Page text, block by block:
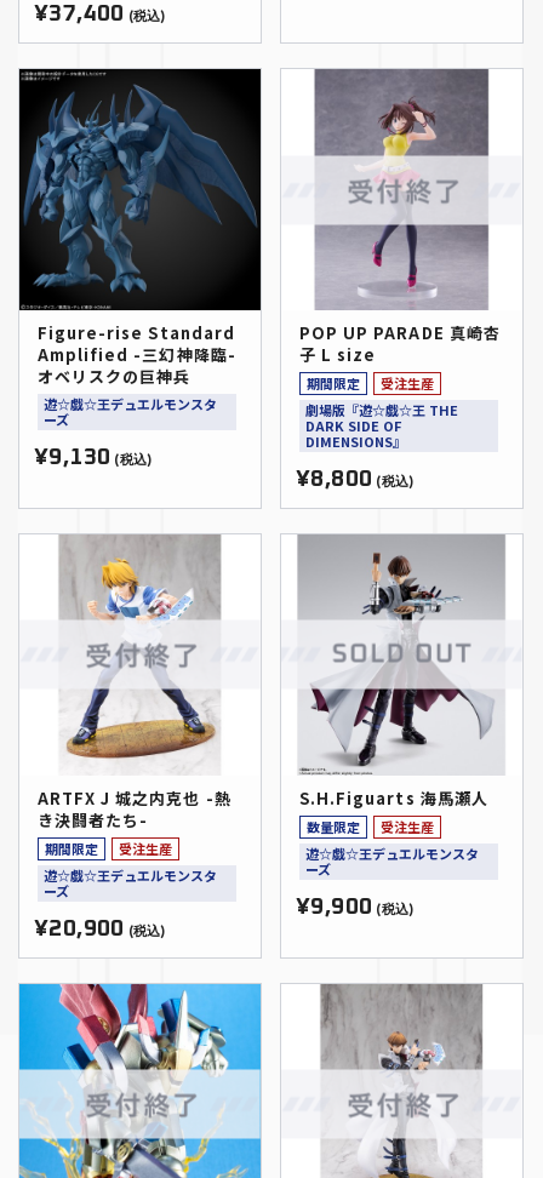
¥37,400 (税込)
Figure-rise Standard
Amplified -三幻神降臨-
オベリスクの巨神兵
遊☆戯☆王デュエルモンスタ
ーズ
¥9,130 (税込)
POP UP PARADE 真崎杏
子 L size
期間限定
受注生産
劇場版『遊☆戯☆王 THE
DARK SIDE OF
DIMENSIONS』
¥8,800 (税込)
ARTFX J 城之内克也 -熱
き決闘者たち-
期間限定
受注生産
遊☆戯☆王デュエルモンスタ
ーズ
¥20,900 (税込)
S.H.Figuarts 海馬瀬人
数量限定
受注生産
遊☆戯☆王デュエルモンスタ
ーズ
¥9,900 (税込)